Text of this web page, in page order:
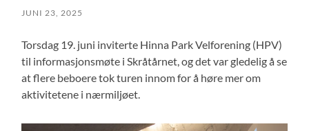
JUNI 23, 2025
Torsdag 19. juni inviterte Hinna Park Velforening (HPV)
til informasjonsmøte i Skråtårnet, og det var gledelig å se
at flere beboere tok turen innom for å høre mer om
aktivitetene i nærmiljøet.